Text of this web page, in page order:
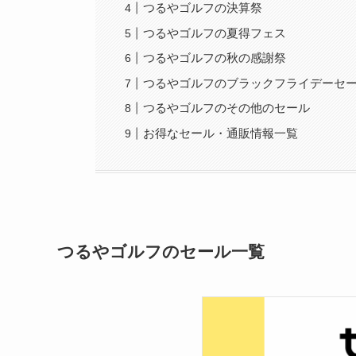
つるやゴルフの決算祭
つるやゴルフの夏得フェス
つるやゴルフの秋の感謝祭
つるやゴルフのブラックフライデーセ
つるやゴルフのその他のセール
お得なセール・通販情報一覧
つるやゴルフのセール一覧